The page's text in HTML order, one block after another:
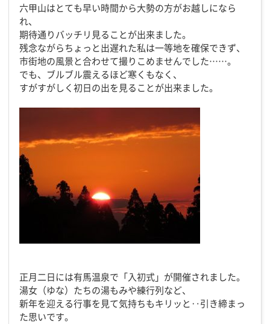
六甲山はとても早い時間から大勢の方がお越しになら
れ、
期待通りバッチリ見ることが出来ました。
残念ながらちょっと出遅れた私は一等地を確保できず、
市街地の風景と合わせて撮りこめませんでした……。
でも、ブルブル震えるほど寒くもなく、
すがすがしく初日の出を見ることが出来ました。
正月二日には有馬温泉で「入初式」が開催されました。
湯女（ゆな）たちの湯もみや練行列など、
新年を迎える行事を見て気持ちもキリッと‥引き締まっ
た思いです。